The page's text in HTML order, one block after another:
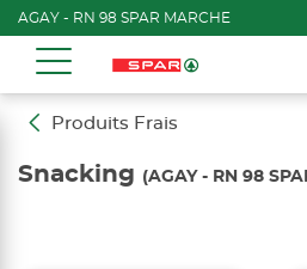
AGAY - RN 98 SPAR MARCHE
Produits Frais
Snacking (AGAY - RN 98